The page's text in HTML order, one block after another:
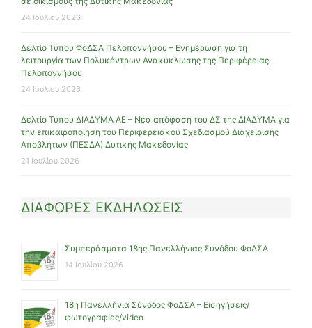
24 Ιουλίου 2026
Δελτίο Τύπου ΦοΔΣΑ Πελοποννήσου – Ενημέρωση για τη
λειτουργία των Πολυκέντρων Ανακύκλωσης της Περιφέρειας
Πελοποννήσου
24 Ιουλίου 2026
Δελτίο Τύπου ΔΙΑΔΥΜΑ ΑΕ – Νέα απόφαση του ΔΣ της ΔΙΑΔΥΜΑ για
την επικαιροποίηση του Περιφερειακού Σχεδιασμού Διαχείρισης
Αποβλήτων (ΠΕΣΔΑ) Δυτικής Μακεδονίας
21 Ιουλίου 2026
ΔΙΑΦΟΡΕΣ ΕΚΔΗΛΩΣΕΙΣ
Συμπεράσματα 18ης Πανελλήνιας Συνόδου ΦοΔΣΑ
14 Ιουλίου 2026
18η Πανελλήνια Σύνοδος ΦοΔΣΑ – Εισηγήσεις/
φωτογραφίες/video